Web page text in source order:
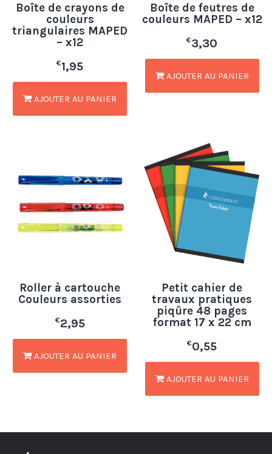
Boîte de crayons de
couleurs
triangulaires MAPED
– x12
€1,95
AJOUTER AU PANIER
Boîte de feutres de
couleurs MAPED – x12
€3,30
AJOUTER AU PANIER
Roller à cartouche
Couleurs assorties
€2,95
AJOUTER AU PANIER
Petit cahier de
travaux pratiques
piqûre 48 pages
format 17 x 22 cm
€0,55
AJOUTER AU PANIER